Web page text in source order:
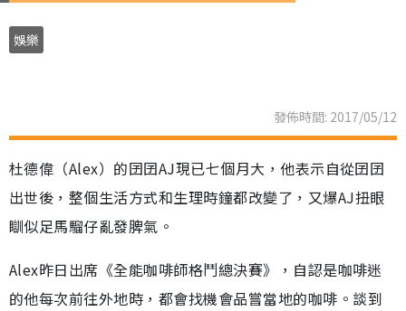
娛樂
發佈時間: 2017/05/12
杜德偉（Alex）的囝囝AJ現已七個月大，他表示自從囝囝
出世後，整個生活方式和生理時鐘都改變了，又爆AJ扭眼
瞓似足馬騮仔亂發脾氣。
Alex昨日出席《全能咖啡師格鬥總決賽》，自認是咖啡迷
的他每次前往外地時，都會找機會品嘗當地的咖啡。談到